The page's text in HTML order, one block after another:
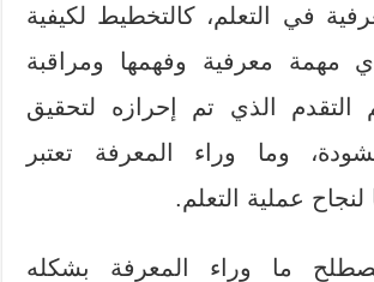
في التعلم، كالتخطيط لكيفية
مهمة معرفية وفهمها ومراقبة
التقدم الذي تم إحرازه لتحقيق
وما وراء المعرفة تعتبر
عملية التعلم.
ما وراء المعرفة بشكله